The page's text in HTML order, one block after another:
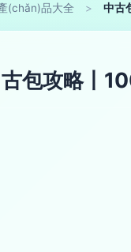
(chǎn)品大全 > 中古
包攻略丨